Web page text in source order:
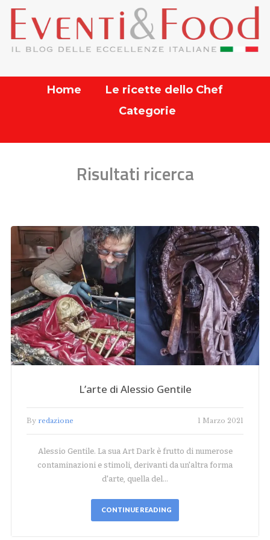
Home
Le ricette dello Chef
Categorie
Risultati ricerca
L’arte di Alessio Gentile
By redazione 1 Marzo 2021
Alessio Gentile. La sua Art Dark è frutto di numerose
contaminazioni e stimoli, derivanti da un'altra forma
d'arte, quella del…
CONTINUE READING